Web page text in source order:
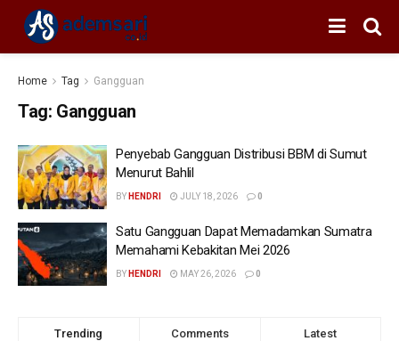
Home Tag Gangguan
Tag: Gangguan
Penyebab Gangguan Distribusi BBM di Sumut
Menurut Bahlil
BY HENDRI JULY 18, 2026 0
Satu Gangguan Dapat Memadamkan Sumatra
Memahami Kebakitan Mei 2026
BY HENDRI MAY 26, 2026 0
Trending Comments Latest